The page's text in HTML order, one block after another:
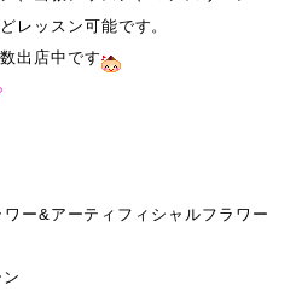
レッスン可能です。
出店中です
ー&アーティフィシャルフラワー